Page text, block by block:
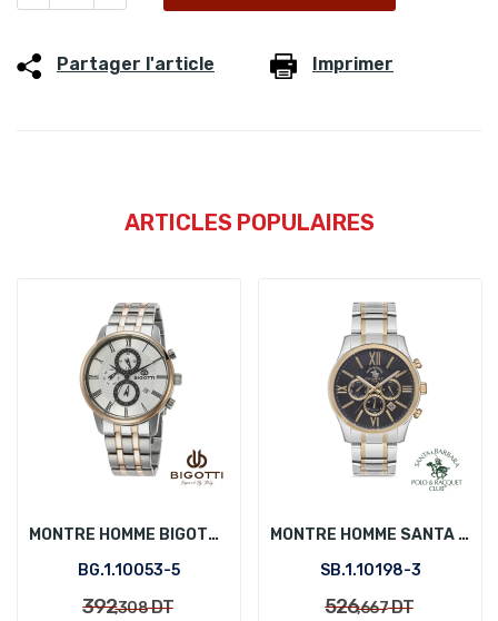
Partager l'article Imprimer
ARTICLES POPULAIRES
MONTRE HOMME BIGOTTI BG.1.10053-5
BG.1.10053-5
392,308DT
MONTRE HOMME SANTA BARBARA POLO SB.1.10198-3
SB.1.10198-3
526,667DT